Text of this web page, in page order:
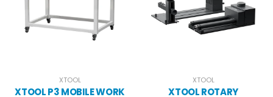
XTOOL
XTOOL P3 MOBILE WORK
XTOOL
XTOOL ROTARY